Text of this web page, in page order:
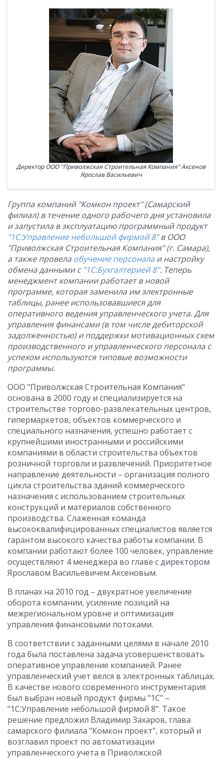
Директор ООО "Приволжская Строительная Компания" Аксенов
Ярослав Васильевич
Группа компаний "Комкон проект" (Самарский
филиал) в течение одного рабочего дня установила
и запустила в эксплуатацию программный продукт
"1С:Управление небольшой фирмой 8"в ООО
"Приволжская Строительная Компания" (г. Самара),
а также провела обучение персонала и настройку
обмена данными с "1С:Бухгалтерией 8". Теперь
менеджмент компании работает в новой
программе, которая заменила им электронные
таблицы, ранее использовавшиеся для
оперативного ведения управленческого учета. Для
управления финансами (в том числе дебиторской
задолженностью) и поддержки мотивационных схем
производственного и управленческого персонала с
успехом используются типовые возможности
программы.
ООО "Приволжская Строительная Компания"
основана в 2000 году и специализируется на
строительстве торгово-развлекательных центров,
гипермаркетов, объектов коммерческого и
специального назначения, успешно работает с
крупнейшими иностранными и российскими
компаниями в области строительства объектов
розничной торговли и развлечений. Приоритетное
направление деятельности – организация полного
цикла строительства зданий коммерческого
назначения с использованием строительных
конструкций и материалов собственного
производства. Слаженная команда
высококвалифицированных специалистов является
гарантом высокого качества работы компании. В
компании работают более 100 человек, управление
осуществляют 4 менеджера во главе с директором
Ярославом Васильевичем Аксеновым.
В планах на 2010 год – двукратное увеличение
оборота компании, усиление позиций на
межрегиональном уровне и оптимизация
управления финансовыми потоками.
В соответствии с заданными целями в начале 2010
года была поставлена задача усовершенствовать
оперативное управление компанией. Ранее
управленческий учет велся в электронных таблицах.
В качестве нового современного инструментария
был выбран новый продукт фирмы "1С" –
"1С:Управление небольшой фирмой 8". Такое
решение предложил Владимир Захаров, глава
самарского филиала "Комкон проект", который и
возглавил проект по автоматизации
управленческого учета в Приволжской